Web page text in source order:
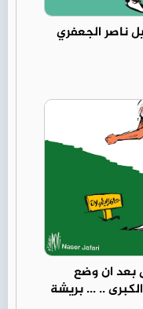
ناصر الجعفري
بعد ان وضع
.. ... بريشة